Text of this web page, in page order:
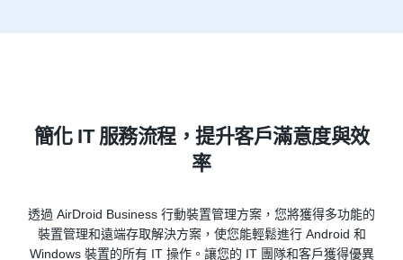
簡化 IT 服務流程，提升客戶滿意度與效
率
透過 AirDroid Business 行動裝置管理方案，您將獲得多功能的
裝置管理和遠端存取解決方案，使您能輕鬆進行 Android 和
Windows 裝置的所有 IT 操作。讓您的 IT 團隊和客戶獲得優異